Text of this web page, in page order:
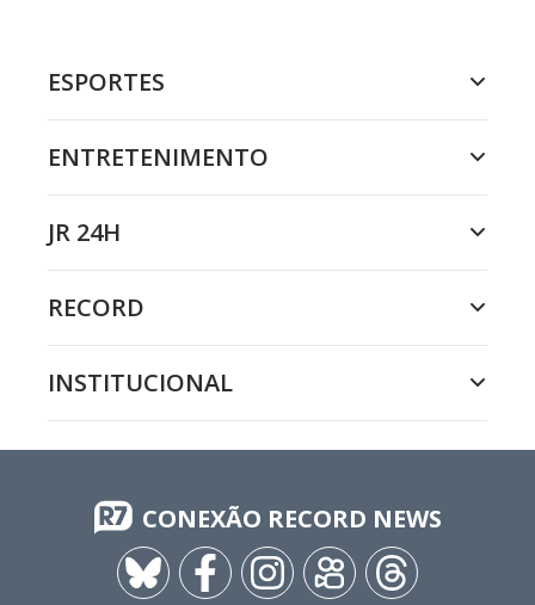
ESPORTES
ENTRETENIMENTO
JR 24H
RECORD
INSTITUCIONAL
CONEXÃO RECORD NEWS